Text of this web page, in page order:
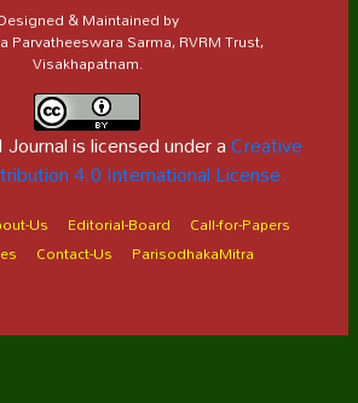
& Maintained by
Parvatheeswara Sarma, RVRM Trust,
Visakhapatnam.
is licensed under aCreative
4.0 International License.
Us Editorial-Board
Call-for-Papers
Contact-Us ParisodhakaMitra